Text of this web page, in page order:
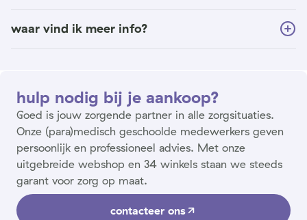
waar vind ik meer info?
hulp nodig bij je aankoop?
Goed is jouw zorgende partner in alle zorgsituaties.
Onze (para)medisch geschoolde medewerkers geven
persoonlijk en professioneel advies. Met onze
uitgebreide webshop en 34 winkels staan we steeds
garant voor zorg op maat.
contacteer ons